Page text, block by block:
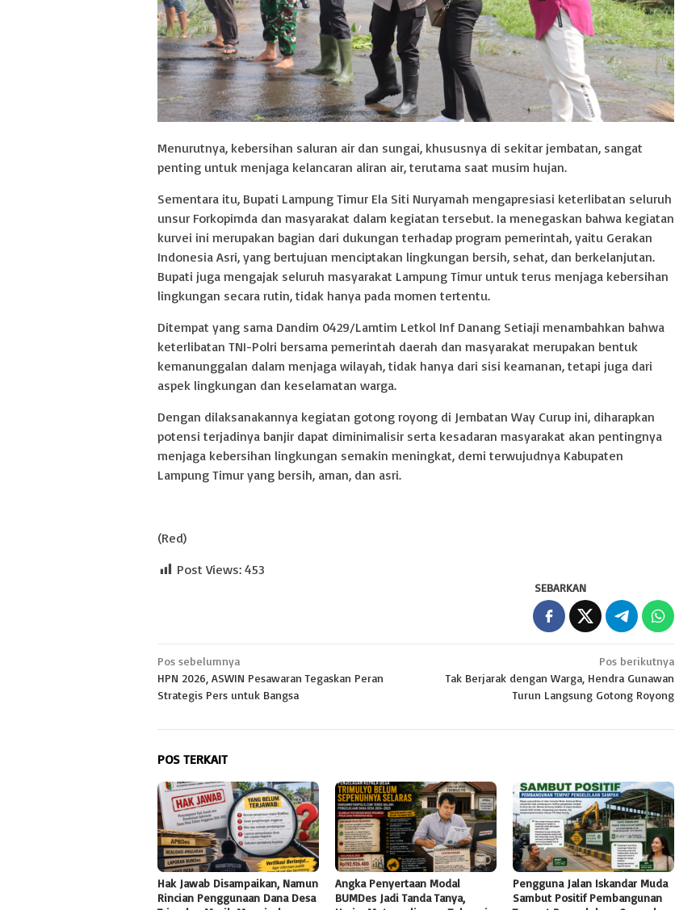
Menurutnya, kebersihan saluran air dan sungai, khususnya di sekitar jembatan, sangat
penting untuk menjaga kelancaran aliran air, terutama saat musim hujan.
Sementara itu, Bupati Lampung Timur Ela Siti Nuryamah mengapresiasi keterlibatan seluruh
unsur Forkopimda dan masyarakat dalam kegiatan tersebut. Ia menegaskan bahwa kegiatan
kurvei ini merupakan bagian dari dukungan terhadap program pemerintah, yaitu Gerakan
Indonesia Asri, yang bertujuan menciptakan lingkungan bersih, sehat, dan berkelanjutan.
Bupati juga mengajak seluruh masyarakat Lampung Timur untuk terus menjaga kebersihan
lingkungan secara rutin, tidak hanya pada momen tertentu.
Ditempat yang sama Dandim 0429/Lamtim Letkol Inf Danang Setiaji menambahkan bahwa
keterlibatan TNI-Polri bersama pemerintah daerah dan masyarakat merupakan bentuk
kemanunggalan dalam menjaga wilayah, tidak hanya dari sisi keamanan, tetapi juga dari
aspek lingkungan dan keselamatan warga.
Dengan dilaksanakannya kegiatan gotong royong di Jembatan Way Curup ini, diharapkan
potensi terjadinya banjir dapat diminimalisir serta kesadaran masyarakat akan pentingnya
menjaga kebersihan lingkungan semakin meningkat, demi terwujudnya Kabupaten
Lampung Timur yang bersih, aman, dan asri.
(Red)
Post Views: 453
SEBARKAN
Navigasi
pos
Pos sebelumnya
HPN 2026, ASWIN Pesawaran Tegaskan Peran
Strategis Pers untuk Bangsa
Pos berikutnya
Tak Berjarak dengan Warga, Hendra Gunawan
Turun Langsung Gotong Royong
POS TERKAIT
Hak Jawab Disampaikan, Namun
Rincian Penggunaan Dana Desa
Angka Penyertaan Modal
BUMDes Jadi Tanda Tanya,
Pengguna Jalan Iskandar Muda
Sambut Positif Pembangunan